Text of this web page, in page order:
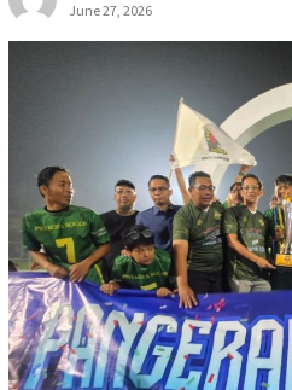
June 27, 2026